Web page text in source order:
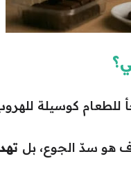
للطعام كوسيلة
هو سدّ الجوع، بل